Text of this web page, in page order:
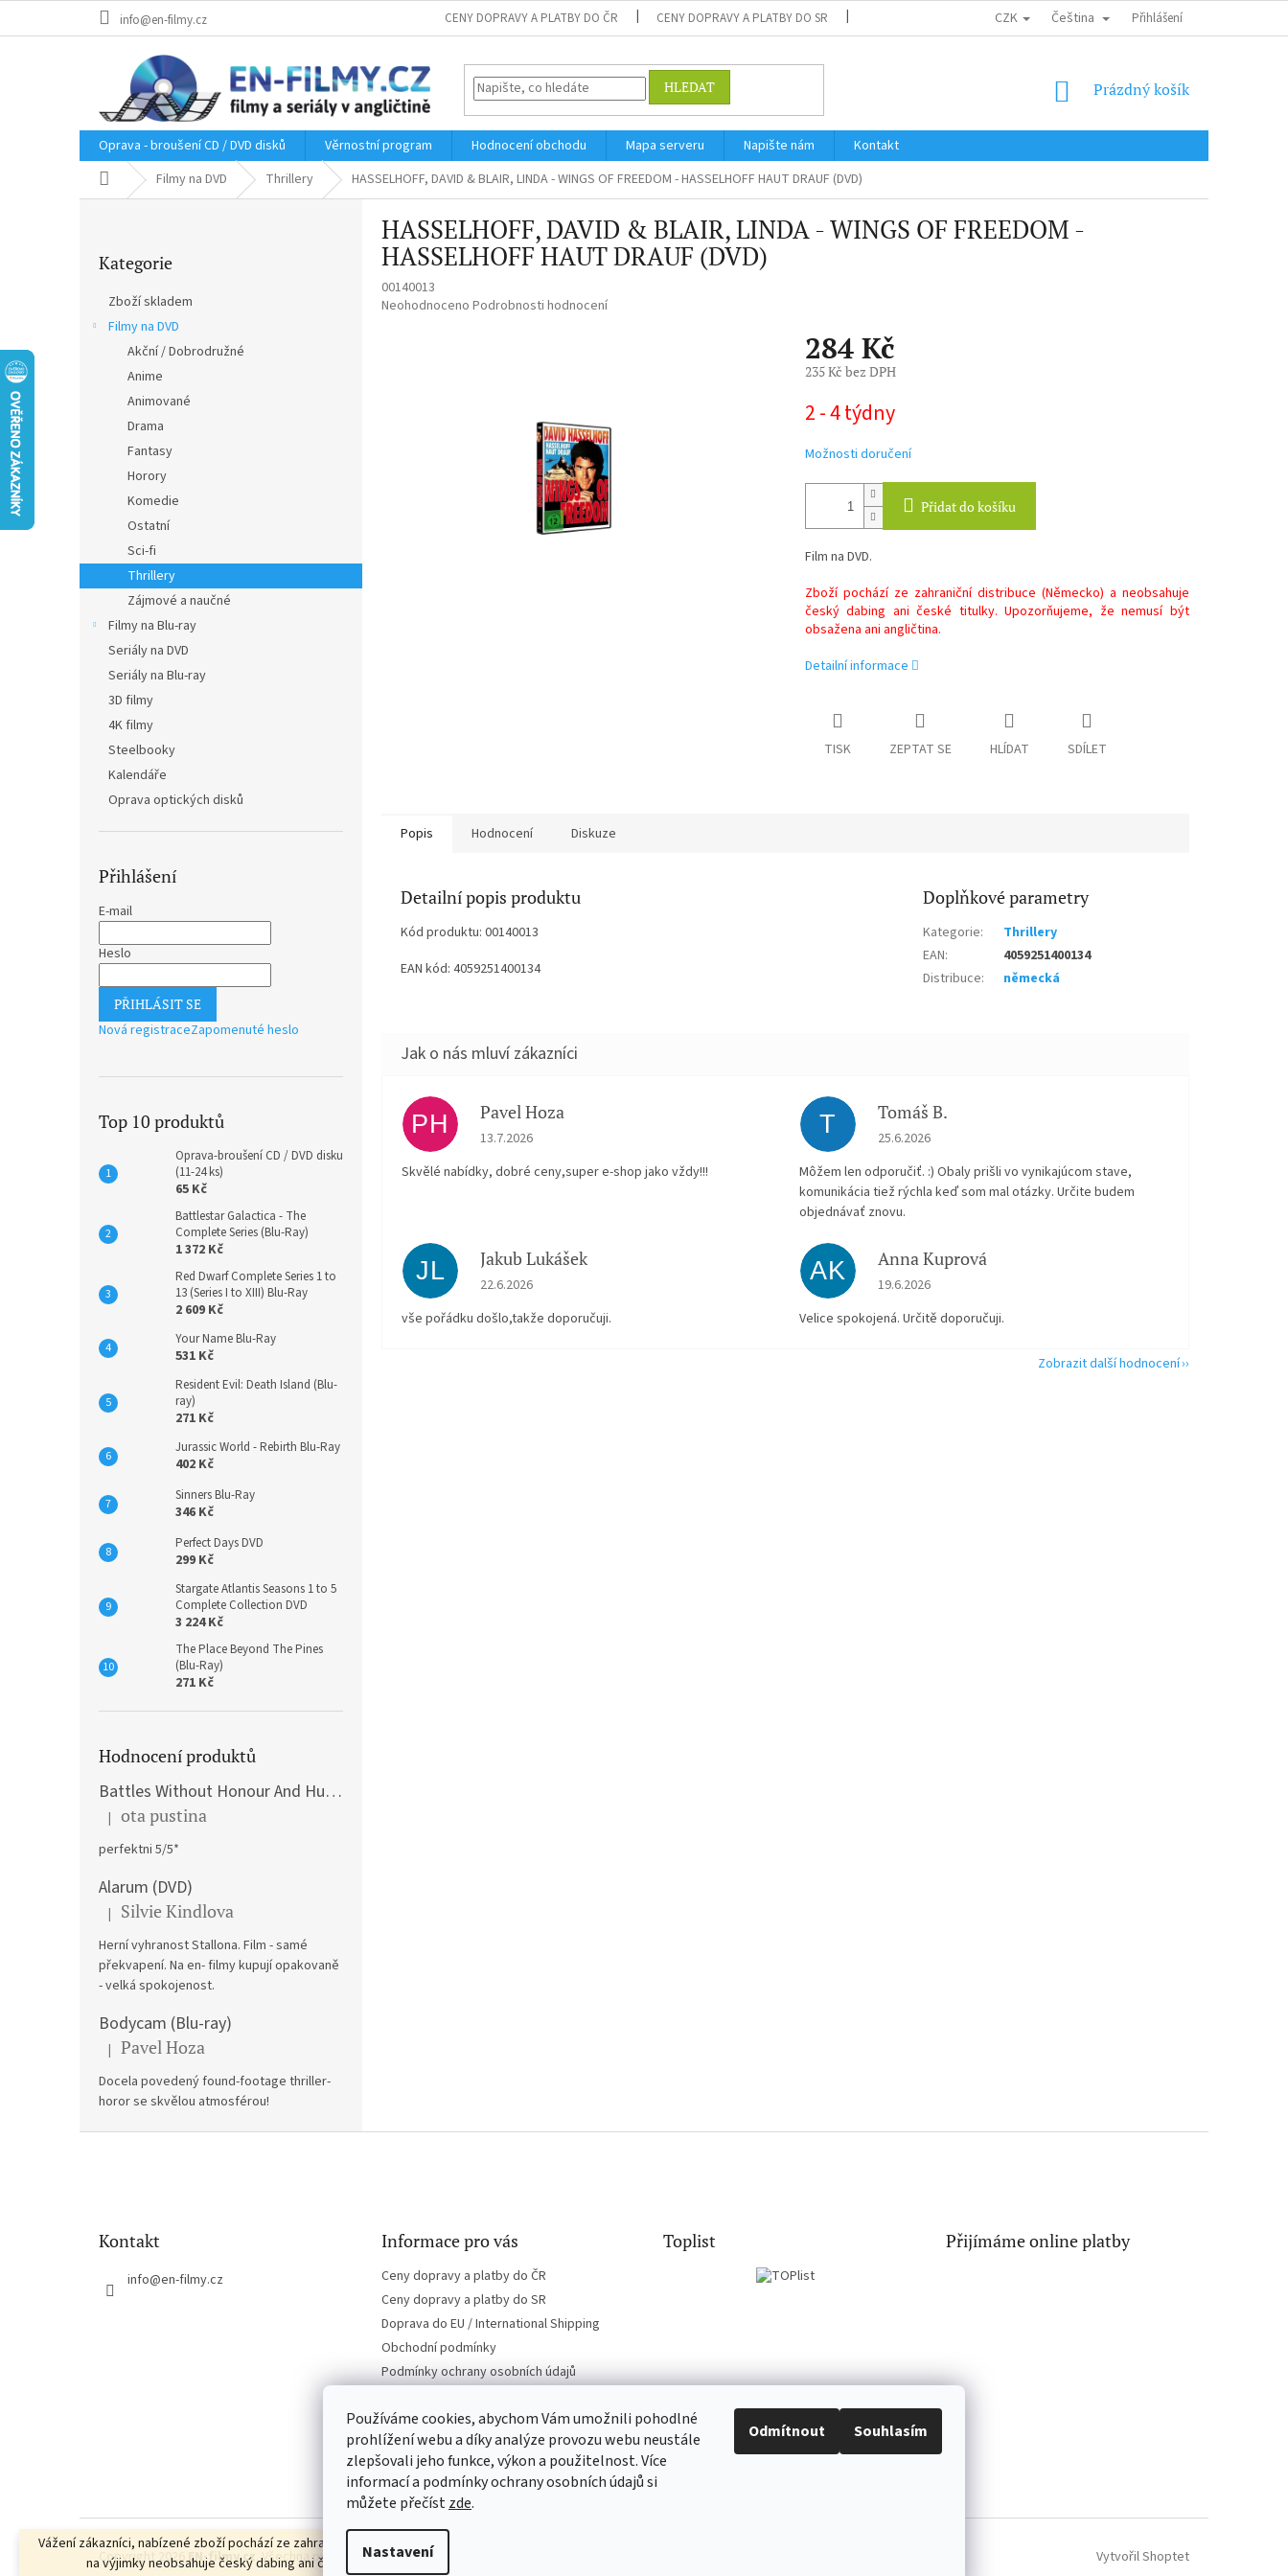
Používáme cookies, abychom Vám umožnili pohodlné
prohlížení webu a díky analýze provozu webu neustále
zlepšovali jeho funkce, výkon a použitelnost. Více
informací a podmínky ochrany osobních údajů si
můžete přečístzde.
Nastavení
Odmítnout Souhlasím
Vážení zákazníci, nabízené zboží pochází ze zahraniční distribuce, a až
na výjimky neobsahuje český dabing ani české titulky.
info@en-filmy.cz CENY DOPRAVY A PLATBY DO ČR CENY DOPRAVY A PLATBY DO SR DOPRAVA DO EU / INTERNATIONAL SHIPPING OBCHODNÍ PODMÍNKY
CZK Čeština Přihlášení
HLEDAT
NÁKUPNÍ
Prázdný košík
Oprava - broušení CD / DVD disků Věrnostní program Hodnocení obchodu Mapa serveru Napište nám
Kontakt
Domů Filmy na DVD Thrillery HASSELHOFF, DAVID & BLAIR, LINDA - WINGS OF FREEDOM - HASSELHOFF HAUT DRAUF (DVD)
kategorie
Kategorie
Zboží skladem
Filmy na DVD
Akční / Dobrodružné
Anime
Animované
Drama
Fantasy
Horory
Komedie
Ostatní
Sci-fi
Thrillery
Zájmové a naučné
Filmy na Blu-ray
Seriály na DVD
Seriály na Blu-ray
3D filmy
4K filmy
Steelbooky
Kalendáře
Oprava optických disků
Přihlášení
E-mail
Heslo
PŘIHLÁSIT SE
Nová registraceZapomenuté heslo
Top 10 produktů
Oprava-broušení CD / DVD disku
(11-24 ks)
65 Kč
Battlestar Galactica - The
Complete Series (Blu-Ray)
1 372 Kč
Red Dwarf Complete Series 1 to
13 (Series I to XIII) Blu-Ray
2 609 Kč
Your Name Blu-Ray
531 Kč
Resident Evil: Death Island (Blu-
ray)
271 Kč
Jurassic World - Rebirth Blu-Ray
402 Kč
Sinners Blu-Ray
346 Kč
Perfect Days DVD
299 Kč
Stargate Atlantis Seasons 1 to 5
Complete Collection DVD
3 224 Kč
The Place Beyond The Pines
(Blu-Ray)
271 Kč
Hodnocení produktů
Battles Without Honour And Humanity / Yakuza Graveyad / Street Mobster DVD
Hodnocení produktu je 5 z 5 hvězdiček.
| ota pustina
perfektni 5/5*
Alarum (DVD)
Hodnocení produktu je 5 z 5 hvězdiček.
| Silvie Kindlova
Herní vyhranost Stallona. Film - samé
překvapení. Na en- filmy kupují opakovaně
- velká spokojenost.
Bodycam (Blu-ray)
Hodnocení produktu je 5 z 5 hvězdiček.
| Pavel Hoza
Docela povedený found-footage thriller-
horor se skvělou atmosférou!
HASSELHOFF, DAVID & BLAIR, LINDA - WINGS OF FREEDOM -
HASSELHOFF HAUT DRAUF (DVD)
00140013
Průměrné
Neohodnoceno Podrobnosti hodnocení
284 Kč
235 Kč bez DPH
cena:
2 - 4 týdny
Možnosti doručení
Přidat do košíku
Film na DVD.
Zboží pochází ze zahraniční distribuce (Německo) a neobsahuje
český dabing ani české titulky. Upozorňujeme, že nemusí být
obsažena ani angličtina.
Detailní informace
TISK ZEPTAT SE HLÍDAT SDÍLET
Popis Hodnocení Diskuze
Detailní popis produktu
Kód produktu: 00140013
EAN kód: 4059251400134
Doplňkové parametry
Kategorie:
Thrillery
EAN:
4059251400134
Distribuce: německá
PH Pavel Hoza
Hodnocení obchodu je 5 z 5 hvězdiček.
13.7.2026
Skvělé nabídky, dobré ceny,super e-shop jako vždy!!!
T Tomáš B.
Hodnocení obchodu je 5 z 5 hvězdiček.
25.6.2026
Môžem len odporučiť. :) Obaly prišli vo vynikajúcom stave,
komunikácia tiež rýchla keď som mal otázky. Určite budem
objednávať znovu.
JL Jakub Lukášek
Hodnocení obchodu je 5 z 5 hvězdiček.
22.6.2026
vše pořádku došlo,takže doporučuji.
AK Anna Kuprová
Hodnocení obchodu je 5 z 5 hvězdiček.
19.6.2026
Velice spokojená. Určitě doporučuji.
Zobrazit další hodnocení
Kontakt
info@en-filmy.cz
Informace pro vás
Ceny dopravy a platby do ČR
Ceny dopravy a platby do SR
Doprava do EU / International Shipping
Obchodní podmínky
Podmínky ochrany osobních údajů
Toplist Přijímáme online platby
CD-Soundtrack.cz CD-hudba.cz
Vytvořil Shoptet
Copyright 2026EN-filmy.cz . Všechna práva vyhrazena.Upravit nastavení cookies